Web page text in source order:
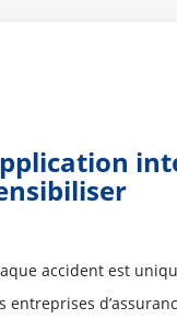
accident est
entreprises